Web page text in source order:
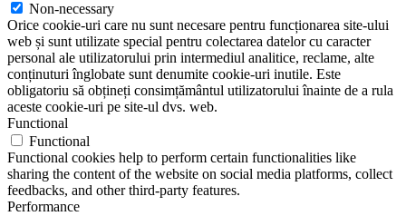
Non-necessary
Orice cookie-uri care nu sunt necesare pentru funcționarea site-ului
web și sunt utilizate special pentru colectarea datelor cu caracter
personal ale utilizatorului prin intermediul analitice, reclame, alte
conținuturi înglobate sunt denumite cookie-uri inutile. Este
obligatoriu să obțineți consimțământul utilizatorului înainte de a rula
aceste cookie-uri pe site-ul dvs. web.
Functional
Functional
Functional cookies help to perform certain functionalities like
sharing the content of the website on social media platforms, collect
feedbacks, and other third-party features.
Performance